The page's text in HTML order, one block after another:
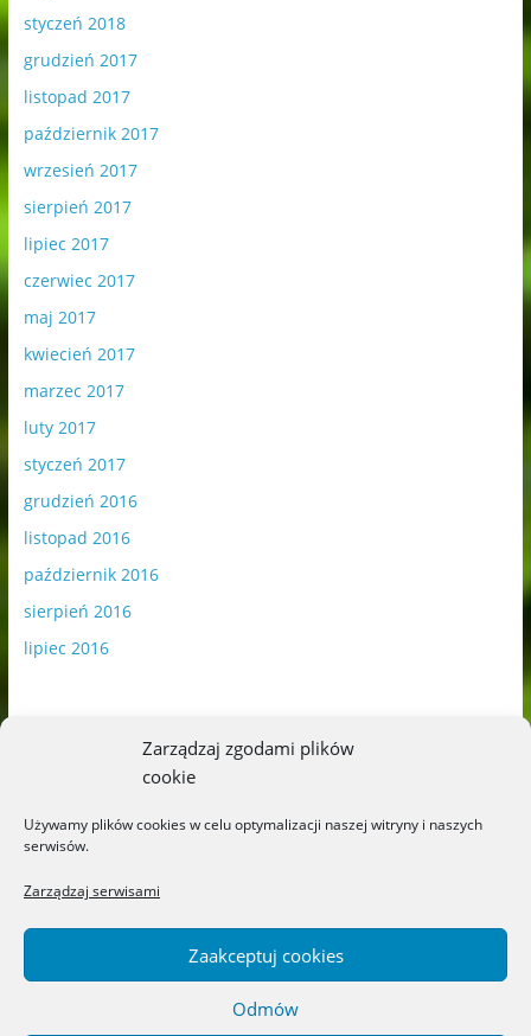
Zarządzaj zgodami plików
cookie
Używamy plików cookies w celu optymalizacji naszej witryny i naszych
serwisów.
Zarządzaj serwisami
Zaakceptuj cookies
Odmów
styczeń 2018
grudzień 2017
listopad 2017
październik 2017
wrzesień 2017
sierpień 2017
lipiec 2017
czerwiec 2017
maj 2017
kwiecień 2017
marzec 2017
luty 2017
styczeń 2017
grudzień 2016
listopad 2016
październik 2016
sierpień 2016
lipiec 2016
Blog o książkach dla dzieci i młodzieży –